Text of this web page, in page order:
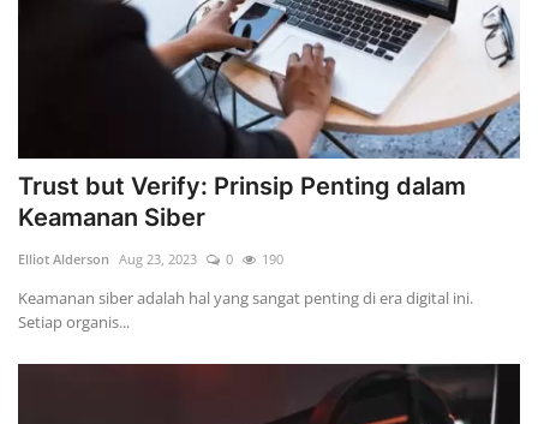
Trust but Verify: Prinsip Penting dalam
Keamanan Siber
Elliot Alderson Aug 23, 2023 0 190
Keamanan siber adalah hal yang sangat penting di era digital ini.
Setiap organis...